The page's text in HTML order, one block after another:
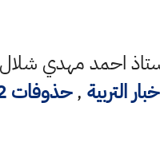
احمد مهدي شلال
التربية ,حذوفات 2022